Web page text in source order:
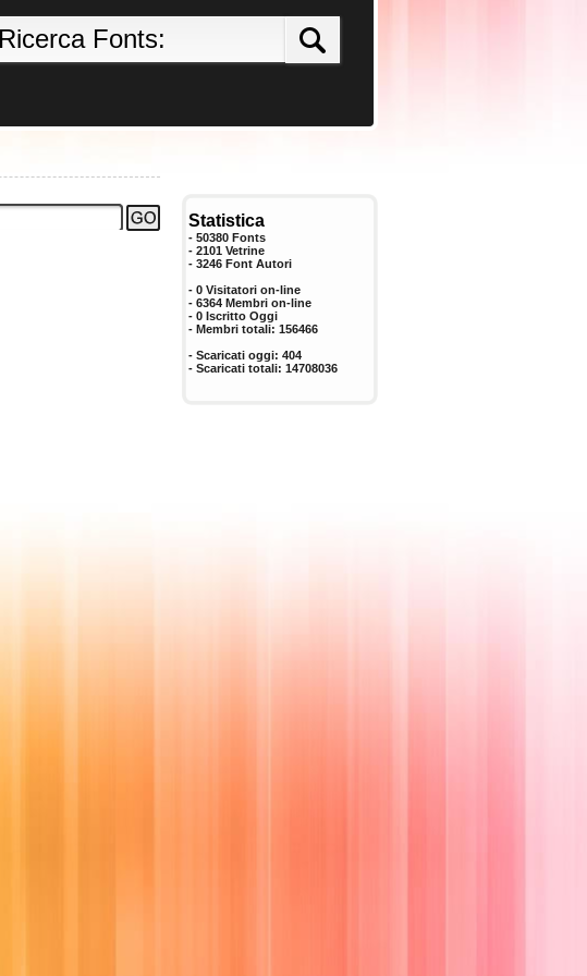
Statistica
- 50380 Fonts
- 2101 Vetrine
- 3246 Font Autori
- 0 Visitatori on-line
- 6364 Membri on-line
- 0 Iscritto Oggi
- Membri totali: 156466
- Scaricati oggi: 404
- Scaricati totali: 14708036